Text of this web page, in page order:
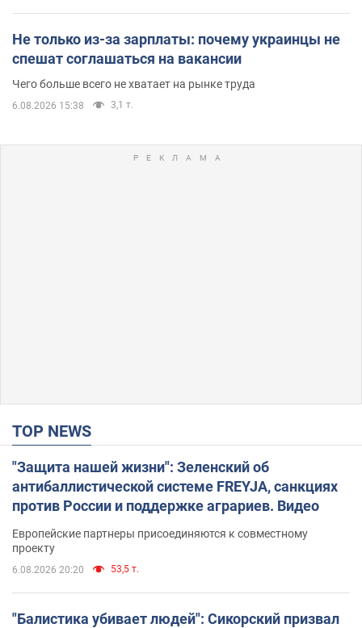
Не только из-за зарплаты: почему украинцы не
спешат соглашаться на вакансии
Чего больше всего не хватает на рынке труда
6.08.2026 15:38 3,1 т.
TOP NEWS
"Защита нашей жизни": Зеленский об
антибаллистической системе FREYJA, санкциях
против России и поддержке аграриев. Видео
Европейские партнеры присоединяются к совместному
проекту
6.08.2026 20:20 53,5 т.
"Балистика убивает людей": Сикорский призвал